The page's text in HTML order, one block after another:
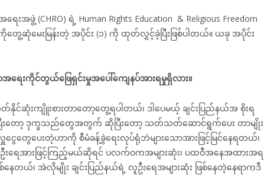
ဖွဲ့ (CHRO) ရဲ့ Human Rights Education & Religious Freedom
ကိုတွေ့ဆုံမေးမြန်းတဲ့ အပိုင်း (၁) ကို ထုတ်လွှင့်ခဲ့ပြီးဖြစ်ပါတယ်။ ယခု အပိုင်း
ေးကိုင်တွယ်ဖြေရှင်းမှုအပေါ်ကျေနပ်အားရမှုရှိလား။
င်ဆုံးကျိူးစားတာတော့တွေ့ရပါတယ်၊ ဒါပေမယ့် ချင်းပြည်နယ်အ စိုးရ
းတော့ ဒုက္ခသည်တွေအတွက် ဆိုပြီးတော့ သတ်သတ်ဆောင်ရွက်ပေး တာမျိုး
တွေပေးတဲ့ဟာကို စီမံခန့်ခွဲရေးလုပ်ရုံဘဲများသောအားဖြင့်မြင်နေရတယ်၊
ရေအားဖြင့်ကြည့်မယ်ဆိုရင် ပလက်ဝကအများဆုံး၊ ပထဝီအနေအထားအရ
ယ်၊ အဲလိုမျိုး ချင်းပြည်နယ်ရဲ့ လူဦးရေအများဆုံး ဖြစ်နေတဲ့နေရာကဒီ